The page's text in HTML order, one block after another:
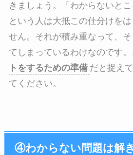
きましょう。「わからないとこ
という人は大抵この仕分けを
せん。それが積み重なって、
てしまっているわけなのです。
トをするための準備 だと捉え
てください。
④わからない問題は解